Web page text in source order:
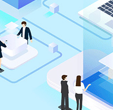
华北地区
西北地区
西南地区
华中地区